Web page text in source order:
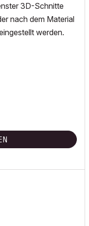
3D-Schnitte
nach dem Material
werden.